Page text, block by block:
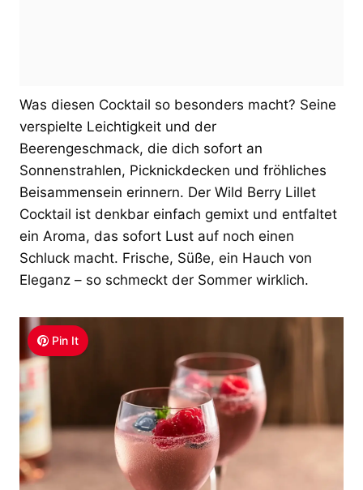
Was diesen Cocktail so besonders macht? Seine
verspielte Leichtigkeit und der
Beerengeschmack, die dich sofort an
Sonnenstrahlen, Picknickdecken und fröhliches
Beisammensein erinnern. Der Wild Berry Lillet
Cocktail ist denkbar einfach gemixt und entfaltet
ein Aroma, das sofort Lust auf noch einen
Schluck macht. Frische, Süße, ein Hauch von
Eleganz – so schmeckt der Sommer wirklich.
Pin It